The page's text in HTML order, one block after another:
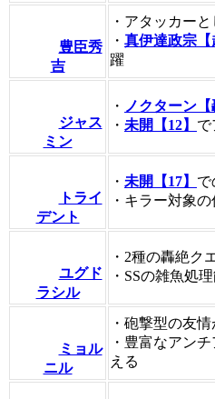
豊臣秀
吉
・アタッカー
・ 真伊達政宗【
躍
ジャス
ミン
・ ノクターン【
・ 未開【12】 で
トライ
デント
・ 未開【17】 で
・キラー対象
ユグド
ラシル
・2種の轟絶ク
・SSの雑魚処
ミョル
ニル
・砲撃型の友
・豊富なアン
える